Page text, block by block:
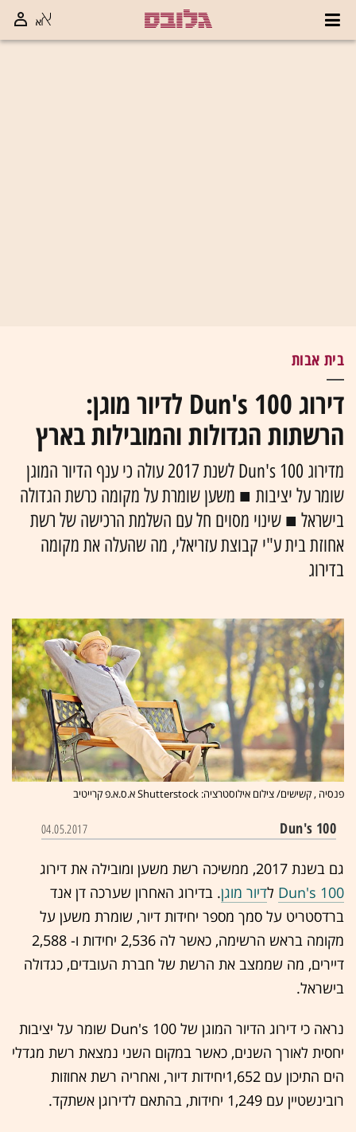
בית אבות
דירוג Dun's 100 לדיור מוגן:
הרשתות הגדולות והמובילות בארץ
מדירוג Dun's 100 לשנת 2017 עולה כי ענף הדיור המוגן
שומר על יציבות ■ משען שומרת על מקומה כרשת הגדולה
בישראל ■ שינוי מסוים חל עם השלמת הרכישה של רשת
אחוזת בית ע"י קבוצת עזריאלי, מה שהעלה את מקומה
בדירוג
פנסיה , קשישים/ צילום אילוסטרציה: Shutterstock א.ס.א.פ קרייטיב
Dun's 100
04.05.2017
גם בשנת 2017, ממשיכה רשת משען ומובילה את דירוג
Dun's 100 לדיור מוגן. בדירוג האחרון שערכה דן אנד
ברדסטריט על סמך מספר יחידות דיור, שומרת משען על
מקומה בראש הרשימה, כאשר לה 2,536 יחידות ו- 2,588
דיירים, מה שממצב את הרשת של חברת העובדים, כגדולה
בישראל.
נראה כי דירוג הדיור המוגן של Dun's 100 שומר על יציבות
יחסית לאורך השנים, כאשר במקום השני נמצאת רשת מגדלי
הים התיכון עם 1,652יחידות דיור, ואחריה רשת אחוזות
רובינשטיין עם 1,249 יחידות, בהתאם לדירוגן אשתקד.